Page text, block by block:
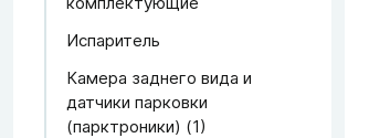
Испаритель
Камера заднего вида и
датчики парковки
(парктроники) (1)